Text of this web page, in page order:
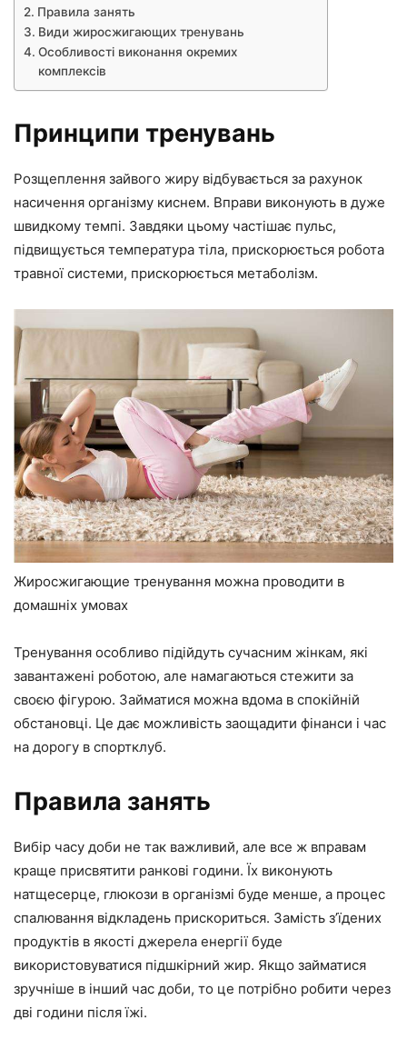
Правила занять
Види жиросжигающих тренувань
Особливості виконання окремих
комплексів
Принципи тренувань
Розщеплення зайвого жиру відбувається за рахунок
насичення організму киснем. Вправи виконують в дуже
швидкому темпі. Завдяки цьому частішає пульс,
підвищується температура тіла, прискорюється робота
травної системи, прискорюється метаболізм.
Жиросжигающие тренування можна проводити в
домашніх умовах
Тренування особливо підійдуть сучасним жінкам, які
завантажені роботою, але намагаються стежити за
своєю фігурою. Займатися можна вдома в спокійній
обстановці. Це дає можливість заощадити фінанси і час
на дорогу в спортклуб.
Правила занять
Вибір часу доби не так важливий, але все ж вправам
краще присвятити ранкові години. Їх виконують
натщесерце, глюкози в організмі буде менше, а процес
спалювання відкладень прискориться. Замість з’їдених
продуктів в якості джерела енергії буде
використовуватися підшкірний жир. Якщо займатися
зручніше в інший час доби, то це потрібно робити через
дві години після їжі.